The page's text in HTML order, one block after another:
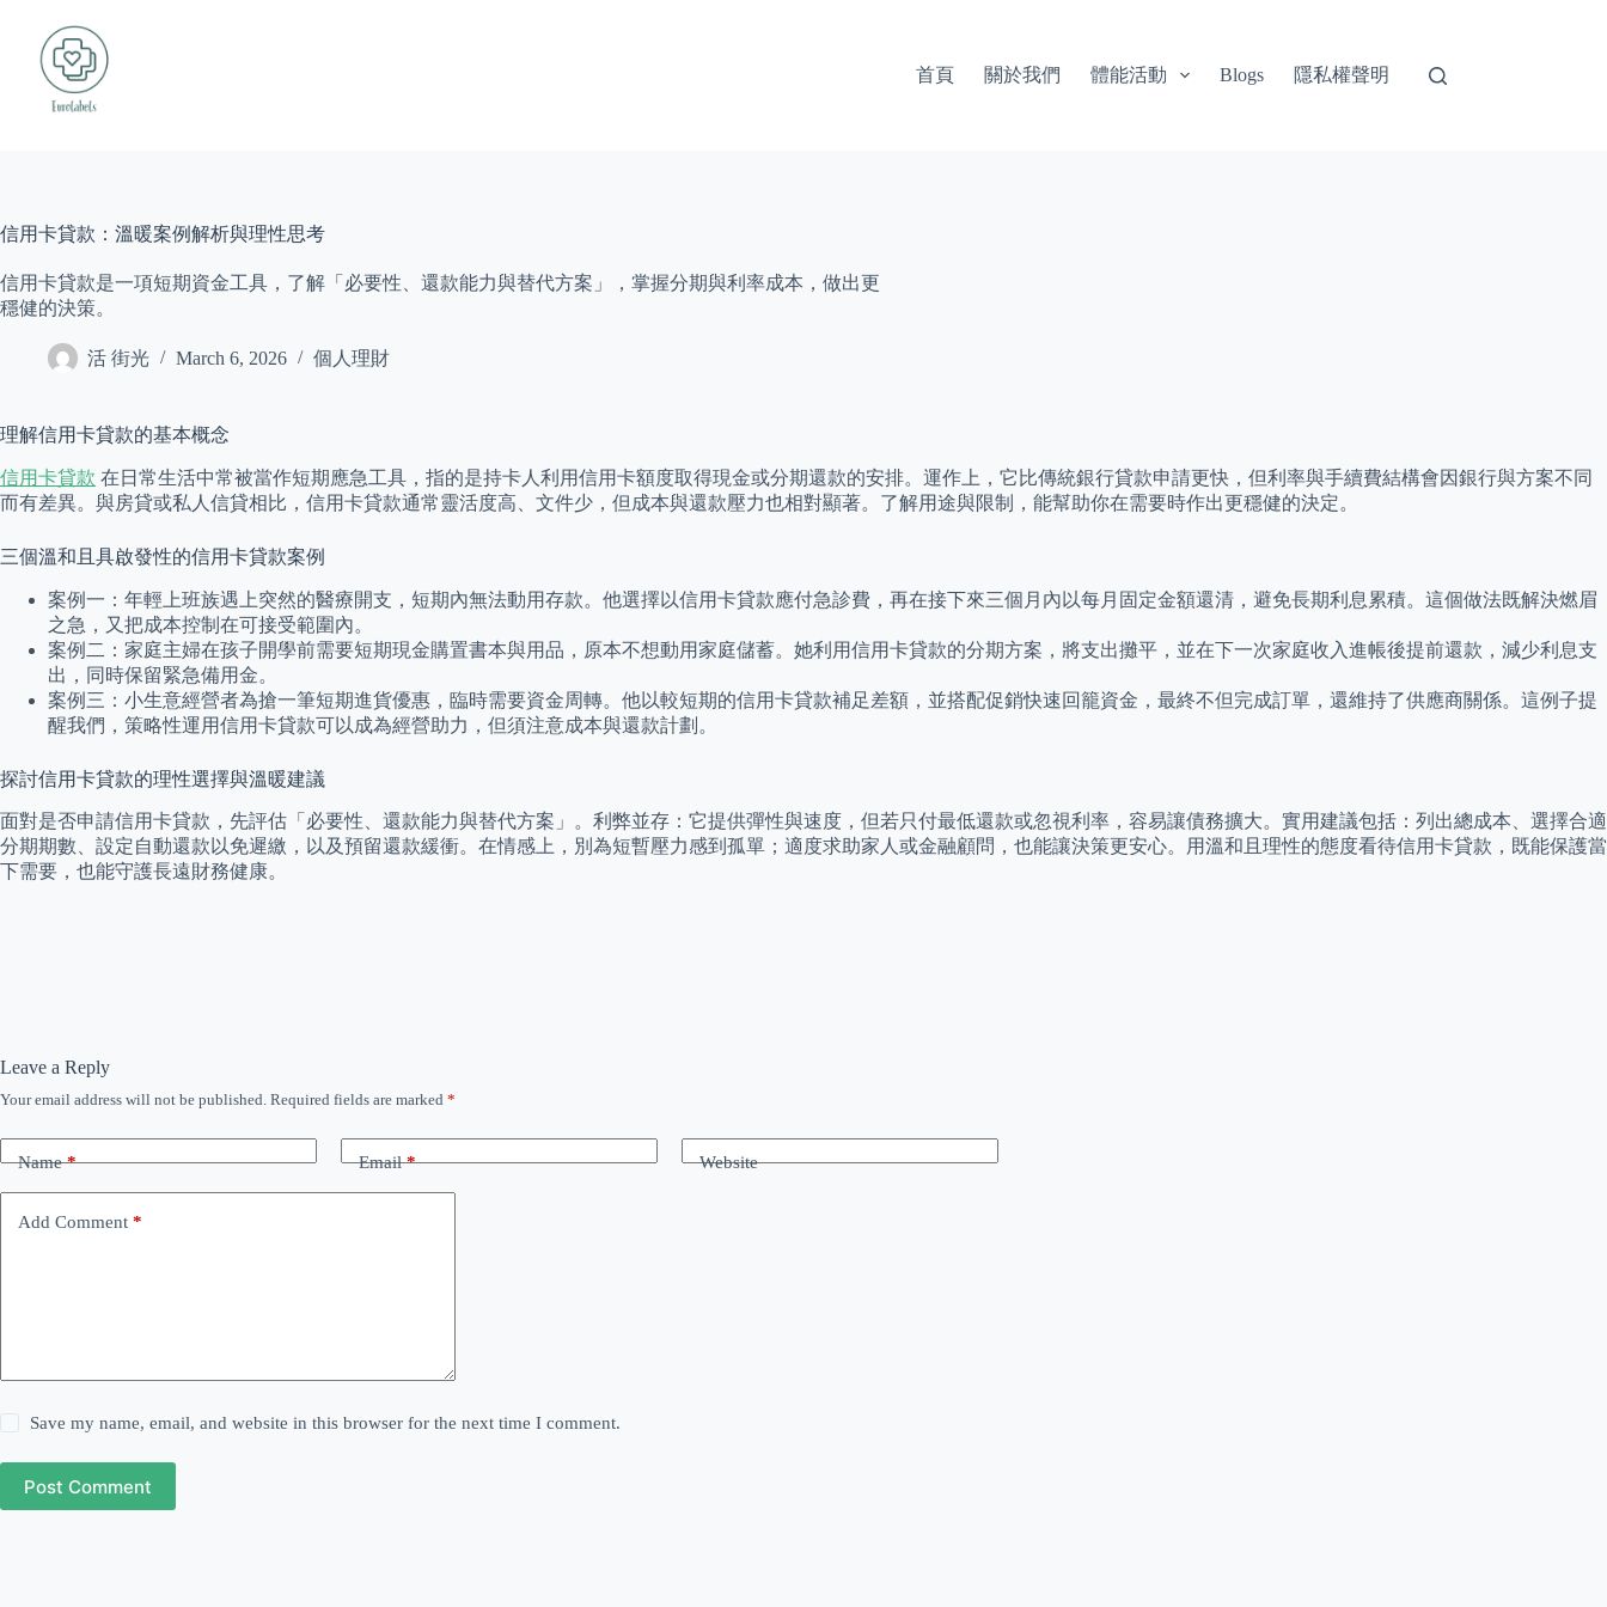
content
首頁
關於我們 體能活動 Blogs 隱私權聲明
信用卡貸款：溫暖案例解析與理性思考
信用卡貸款是一項短期資金工具，了解「必要性、還款能力與替代方案」，掌握分期與利率成本，做出更
穩健的決策。
活 街光 March 6, 2026 個人理財
理解信用卡貸款的基本概念
信用卡貸款 在日常生活中常被當作短期應急工具，指的是持卡人利用信用卡額度取得現金或分期還款的安排。運作上，它比傳統銀行貸款申請更快，但利率與手續費結構會因銀行與方案不同
而有差異。與房貸或私人信貸相比，信用卡貸款通常靈活度高、文件少，但成本與還款壓力也相對顯著。了解用途與限制，能幫助你在需要時作出更穩健的決定。
三個溫和且具啟發性的信用卡貸款案例
案例一：年輕上班族遇上突然的醫療開支，短期內無法動用存款。他選擇以信用卡貸款應付急診費，再在接下來三個月內以每月固定金額還清，避免長期利息累積。這個做法既解決燃眉
之急，又把成本控制在可接受範圍內。
案例二：家庭主婦在孩子開學前需要短期現金購置書本與用品，原本不想動用家庭儲蓄。她利用信用卡貸款的分期方案，將支出攤平，並在下一次家庭收入進帳後提前還款，減少利息支
出，同時保留緊急備用金。
案例三：小生意經營者為搶一筆短期進貨優惠，臨時需要資金周轉。他以較短期的信用卡貸款補足差額，並搭配促銷快速回籠資金，最終不但完成訂單，還維持了供應商關係。這例子提
醒我們，策略性運用信用卡貸款可以成為經營助力，但須注意成本與還款計劃。
探討信用卡貸款的理性選擇與溫暖建議
面對是否申請信用卡貸款，先評估「必要性、還款能力與替代方案」。利弊並存：它提供彈性與速度，但若只付最低還款或忽視利率，容易讓債務擴大。實用建議包括：列出總成本、選擇合適
分期期數、設定自動還款以免遲繳，以及預留還款緩衝。在情感上，別為短暫壓力感到孤單；適度求助家人或金融顧問，也能讓決策更安心。用溫和且理性的態度看待信用卡貸款，既能保護當
下需要，也能守護長遠財務健康。
Leave a Reply
Your email address will not be published. Required fields are marked *
Name* Email* Website
Add Comment *
Save my name, email, and website in this browser for the next time I comment.
Post Comment